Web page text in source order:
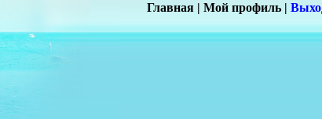
Главная | Мой профиль |